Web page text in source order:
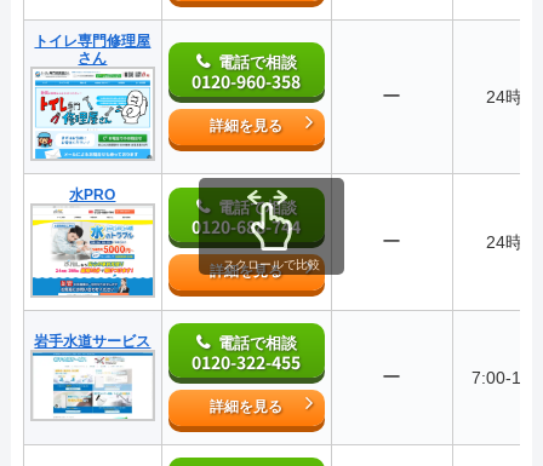
トイレ専門修理屋
さん
電話で相談
0120-960-358
詳細を見る
ー 24時間
水PRO
電話で相談
0120-688-744
詳細を見る
ー 24時間
岩手水道サービス 電話で相談
0120-322-455
詳細を見る
ー 7:00-
スクロールで比較